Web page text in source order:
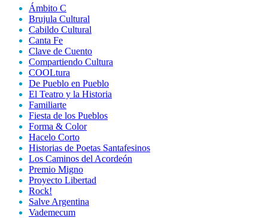
Ámbito C
Brujula Cultural
Cabildo Cultural
Canta Fe
Clave de Cuento
Compartiendo Cultura
COOLtura
De Pueblo en Pueblo
El Teatro y la Historia
Familiarte
Fiesta de los Pueblos
Forma & Color
Hacelo Corto
Historias de Poetas Santafesinos
Los Caminos del Acordeón
Premio Migno
Proyecto Libertad
Rock!
Salve Argentina
Vademecum